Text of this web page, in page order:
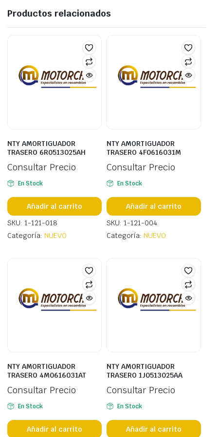
Productos relacionados
NTY AMORTIGUADOR
TRASERO 6R0513025AH
Consultar Precio
En Stock
Añadir al carrito
SKU: 1-121-018
Categoría: NUEVO
NTY AMORTIGUADOR
TRASERO 4F0616031M
Consultar Precio
En Stock
Añadir al carrito
SKU: 1-121-004
Categoría: NUEVO
NTY AMORTIGUADOR
TRASERO 4M0616031AT
Consultar Precio
En Stock
Añadir al carrito
NTY AMORTIGUADOR
TRASERO 1J0513025AA
Consultar Precio
En Stock
Añadir al carrito